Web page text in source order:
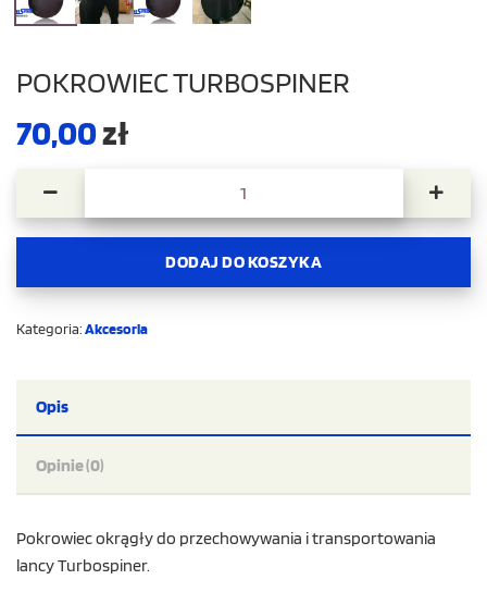
POKROWIEC TURBOSPINER
70,00zł
DODAJ DO KOSZYKA
Kategoria:Akcesoria
Opis
Opinie (0)
Pokrowiec okrągły do przechowywania i transportowania
lancy Turbospiner.